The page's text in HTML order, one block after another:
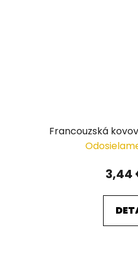
Francouzská
3,44